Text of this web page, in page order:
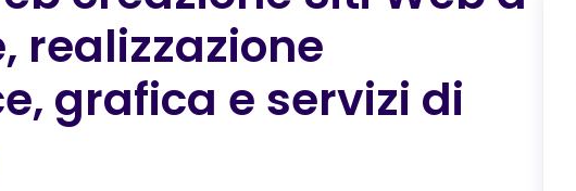
realizzazione
grafica e servizi di